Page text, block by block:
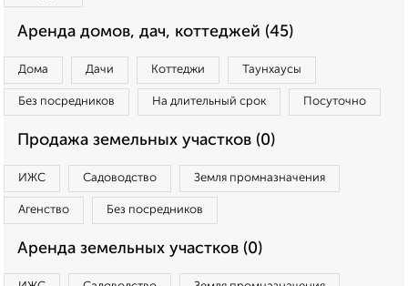
Аренда домов, дач, коттеджей (45)
Дома Дачи Коттеджи Таунхаусы
Без посредников На длительный срок Посуточно
Продажа земельных участков (0)
ИЖС Садоводство Земля промназначения
Агенство Без посредников
Аренда земельных участков (0)